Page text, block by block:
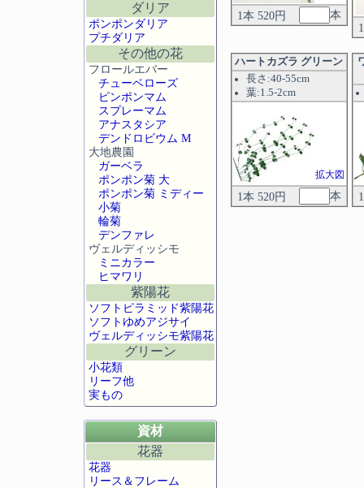
1本 520円
本
ハートカズラ グリーン
長さ:40-55cm
葉:1.5-2cm
拡大図
1本 520円 本
ダリア
ポンポンダリア
プチダリア
その他の花
フロールエバー
チューベローズ
ピンポンマム
スプレーマム
アナスタシア
デンドロビウム M
大地農園
ガーベラ
ポンポン菊 大
ポンポン菊 ミディー
小菊
輪菊
デンファレ
ヴェルディッシモ
ミニカラー
ヒマワリ
紫陽花
ソフトピラミッド紫陽花
ソフトゆめアジサイ
ヴェルディッシモ紫陽花
グリーン
小花類
リーフ他
実もの
資材
花器
花器
リース＆フレーム